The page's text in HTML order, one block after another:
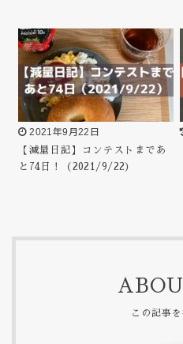
2021年9月22日
【減量日記】コンテストまであ
と74日！（2021/9/22）